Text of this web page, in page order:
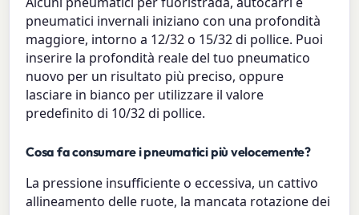
pneumatici invernali iniziano con una profondità
maggiore, intorno a 12/32 o 15/32 di pollice. Puoi
inserire la profondità reale del tuo pneumatico
nuovo per un risultato più preciso, oppure
lasciare in bianco per utilizzare il valore
predefinito di 10/32 di pollice.
Cosa fa consumare i pneumatici più velocemente?
La pressione insufficiente o eccessiva, un cattivo
allineamento delle ruote, la mancata rotazione dei